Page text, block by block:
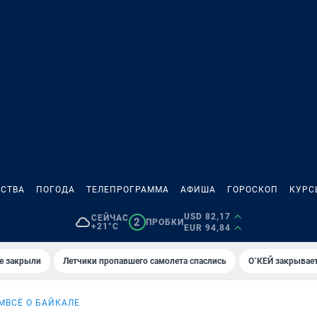
ПОГОДА ТЕЛЕПРОГРАММА АФИША ГОРОСКОП
СЕЙЧАС
+21°C
2 ПРОБКИ
USD 82,17
EUR 94,84
закрыли Летчики пропавшего самолета спаслись О`КЕЙ
ВСЁ О БАЙКАЛЕ